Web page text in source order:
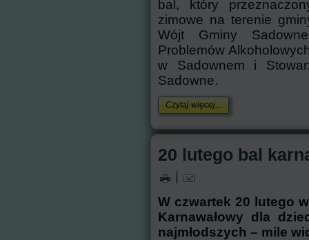
bal, który
zimowe na terenie
Wójt Gminy
Problemów
w Sadownem i
Sadowne.
Czytaj więcej...
20 lutego bal
W czwartek 20 lutego
Karnawałowy dla
najmłodszych – mile